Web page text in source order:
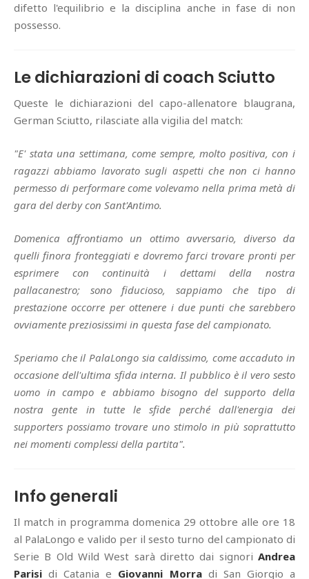
difetto l'equilibrio e la disciplina anche in fase di non
possesso.
Le dichiarazioni di coach Sciutto
Queste le dichiarazioni del capo-allenatore blaugrana,
German Sciutto, rilasciate alla vigilia del match:
"E' stata una settimana, come sempre, molto positiva, con i
ragazzi abbiamo lavorato sugli aspetti che non ci hanno
permesso di performare come volevamo nella prima metà di
gara del derby con Sant'Antimo.
Domenica affrontiamo un ottimo avversario, diverso da
quelli finora fronteggiati e dovremo farci trovare pronti per
esprimere con continuità i dettami della nostra
pallacanestro; sono fiducioso, sappiamo che tipo di
prestazione occorre per ottenere i due punti che sarebbero
ovviamente preziosissimi in questa fase del campionato.
Speriamo che il PalaLongo sia caldissimo, come accaduto in
occasione dell'ultima sfida interna. Il pubblico è il vero sesto
uomo in campo e abbiamo bisogno del supporto della
nostra gente in tutte le sfide perché dall'energia dei
supporters possiamo trovare uno stimolo in più soprattutto
nei momenti complessi della partita".
Info generali
Il match in programma domenica 29 ottobre alle ore 18
al PalaLongo e valido per il sesto turno del campionato di
Serie B Old Wild West sarà diretto dai signori Andrea
Parisidi Catania e Giovanni Morra di San Giorgio a